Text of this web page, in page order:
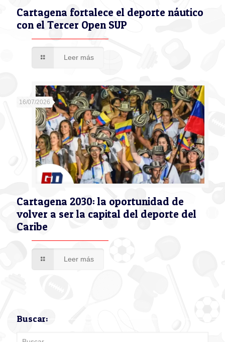
Cartagena fortalece el deporte náutico
con el Tercer Open SUP
Leer más
16/07/2026
Cartagena 2030: la oportunidad de
volver a ser la capital del deporte del
Caribe
Leer más
Buscar: